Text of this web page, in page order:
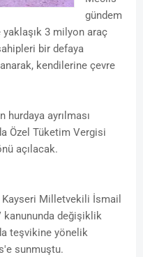
gündem
3 milyon araç
bir defaya
kendilerine çevre
hurdaya ayrılması
Özel Tüketim Vergisi
açılacak.
Milletvekili İsmail
kanununda değişiklik
teşvikine yönelik
sunmuştu.